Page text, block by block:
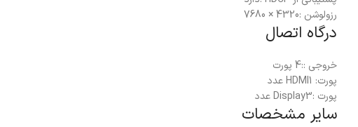
رزولوشن :4320 × 7680
درگاه اتصال
خروجی ::4 پورت
پورت: HDMI 1 عدد
پورت :Display3 عدد
سایر مشخصات